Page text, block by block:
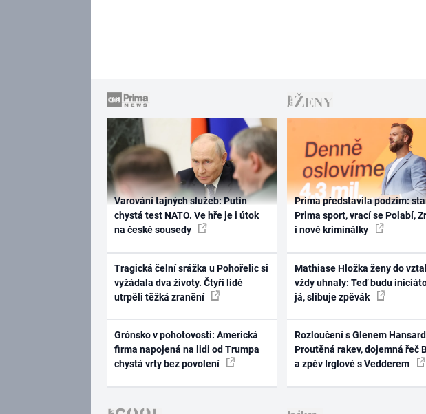
Varování tajných služeb: Putin
chystá test NATO. Ve hře je i útok
na české sousedy
Tragická čelní srážka u Pohořelic si
vyžádala dva životy. Čtyři lidé
utrpěli těžká zranění
Grónsko v pohotovosti: Americká
firma napojená na lidi od Trumpa
chystá vrty bez povolení
Prima představila podzim:
Prima sport, vrací se Polabí,
i nové kriminálky
Mathiase Hložka ženy do
vždy uhnaly: Teď budu
já, slibuje zpěvák
Rozloučení s Glenem
Proutěná rakev, dojemná řeč
a zpěv Irglové s Vedderem